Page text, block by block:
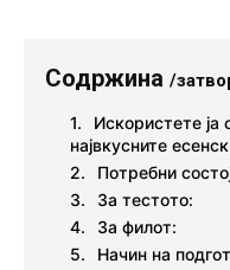
Содржина /
Искористете ја
највкусните
Потребни
За тестото:
За филот:
Начин на